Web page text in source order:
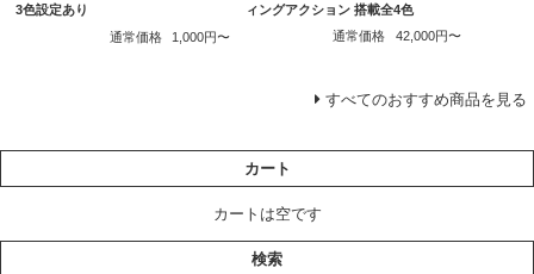
3色設定あり
通常価格
1,000円〜
ィングアクション 搭載全4色
通常価格
42,000円〜
すべてのおすすめ商品を見る
カート
カートは空です
検索